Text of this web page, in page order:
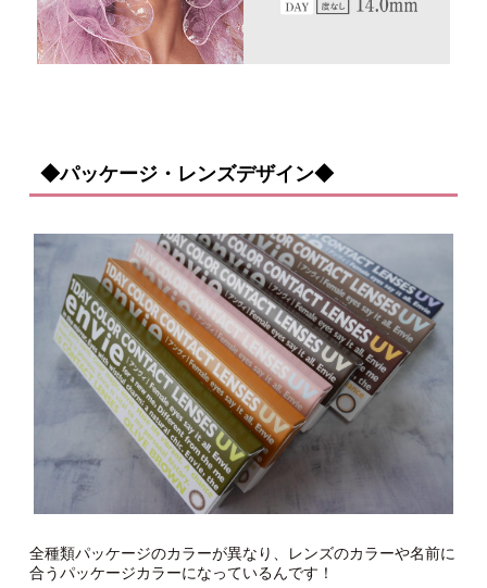
◆パッケージ・レンズデザイン◆
全種類パッケージのカラーが異なり、レンズのカラーや名前に
合うパッケージカラーになっているんです！